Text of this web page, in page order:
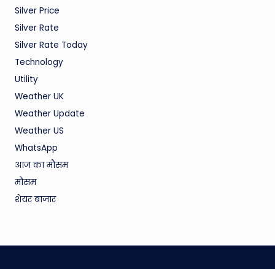
Silver Price
Silver Rate
Silver Rate Today
Technology
Utility
Weather UK
Weather Update
Weather US
WhatsApp
आज का मौसम
मौसम
शेयर बाजार